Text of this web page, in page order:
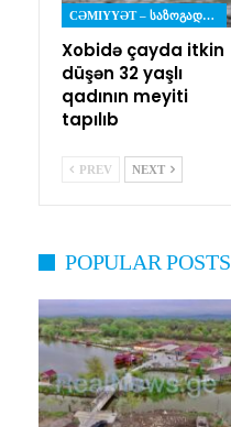
CƏMIYYƏT – ᲡᲐᲖᲝᲒᲐᲓᲝᲔᲑᲐ
Xobidə çayda itkin
düşən 32 yaşlı
qadının meyiti
tapılıb
PREV NEXT
POPULAR POSTS